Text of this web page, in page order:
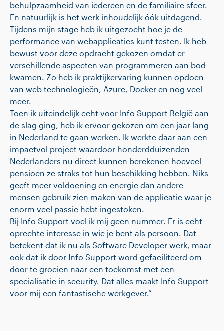
behulpzaamheid van iedereen en de familiaire sfeer.
En natuurlijk is het werk inhoudelijk óók uitdagend.
Tijdens mijn stage heb ik uitgezocht hoe je de
performance van webapplicaties kunt testen. Ik heb
bewust voor deze opdracht gekozen omdat er
verschillende aspecten van programmeren aan bod
kwamen. Zo heb ik praktijkervaring kunnen opdoen
van web technologieën, Azure, Docker en nog veel
meer.
Toen ik uiteindelijk echt voor Info Support België aan
de slag ging, heb ik ervoor gekozen om een jaar lang
in Nederland te gaan werken. Ik werkte daar aan een
impactvol project waardoor honderdduizenden
Nederlanders nu direct kunnen berekenen hoeveel
pensioen ze straks tot hun beschikking hebben. Niks
geeft meer voldoening en energie dan andere
mensen gebruik zien maken van de applicatie waar je
enorm veel passie hebt ingestoken.
Bij Info Support voel ik mij geen nummer. Er is echt
oprechte interesse in wie je bent als persoon. Dat
betekent dat ik nu als Software Developer werk, maar
ook dat ik door Info Support word gefaciliteerd om
door te groeien naar een toekomst met een
specialisatie in security. Dat alles maakt Info Support
voor mij een fantastische werkgever.”